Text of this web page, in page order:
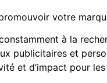
votre
à la
publicitaires et
et d’impact pour